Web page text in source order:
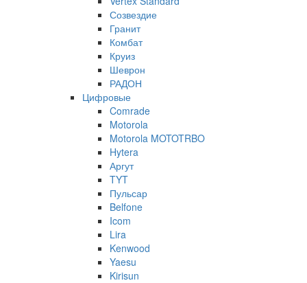
Созвездие
Гранит
Комбат
Круиз
Шеврон
РАДОН
Цифровые
Comrade
Motorola
Motorola MOTOTRBO
Hytera
Аргут
TYT
Пульсар
Belfone
Icom
Lira
Kenwood
Yaesu
Kirisun